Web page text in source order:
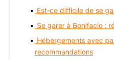
Est-ce difficile de se
Se garer à Bonifacio :
Hébergements avec
recommandations